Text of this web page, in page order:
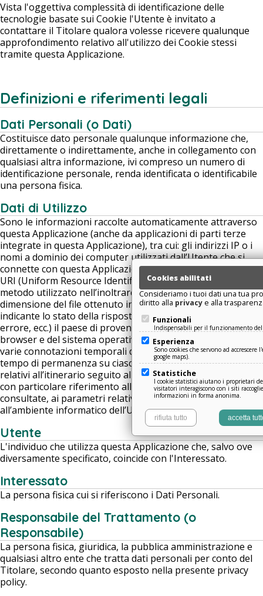
Vista l'oggettiva complessità di identificazione delle
tecnologie basate sui Cookie l'Utente è invitato a
contattare il Titolare qualora volesse ricevere qualunque
approfondimento relativo all'utilizzo dei Cookie stessi
tramite questa Applicazione.
Definizioni e riferimenti legali
Dati Personali (o Dati)
Costituisce dato personale qualunque informazione che,
direttamente o indirettamente, anche in collegamento con
qualsiasi altra informazione, ivi compreso un numero di
identificazione personale, renda identificata o identificabile
una persona fisica.
Dati di Utilizzo
Sono le informazioni raccolte automaticamente attraverso
questa Applicazione (anche da applicazioni di parti terze
integrate in questa Applicazione), tra cui: gli indirizzi IP o i
nomi a dominio dei computer utilizzati dall’Utente che si
connette con questa Applicazione, gli indirizzi in notazione
URI (Uniform Resource Identifier), l’orario della richiesta, il
metodo utilizzato nell’inoltrare la richiesta al server, la
dimensione del file ottenuto in risposta, il codice numerico
indicante lo stato della risposta dal server (buon fine,
errore, ecc.) il paese di provenienza, le caratteristiche del
browser e del sistema operativo utilizzati dal visitatore, le
varie connotazioni temporali della visita (ad esempio il
tempo di permanenza su ciascuna pagina) e i dettagli
relativi all’itinerario seguito all’interno dell’Applicazione,
con particolare riferimento alla sequenza delle pagine
consultate, ai parametri relativi al sistema operativo e
all’ambiente informatico dell’Utente.
Utente
L'individuo che utilizza questa Applicazione che, salvo ove
diversamente specificato, coincide con l'Interessato.
Interessato
La persona fisica cui si riferiscono i Dati Personali.
Responsabile del Trattamento (o
Responsabile)
La persona fisica, giuridica, la pubblica amministrazione e
qualsiasi altro ente che tratta dati personali per conto del
Titolare, secondo quanto esposto nella presente privacy
policy.
Cookies abilitati
Consideriamo i tuoi dati una tua
diritto alla privacy e alla
Funzionali
Indispensabili per il funzionamento
Esperienza
Sono cookies che servono ad accrescere
google maps).
Statistiche
I cookie statistici aiutano i proprietari
visitatori interagiscono con i siti
informazioni in forma anonima.
rifiuta tutto accetta